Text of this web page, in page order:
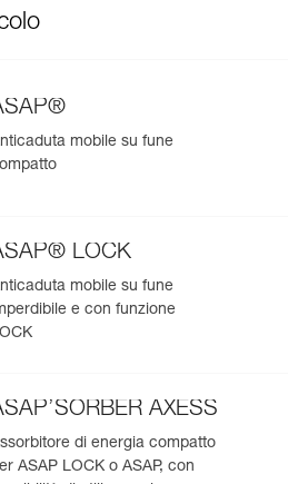
mobile su fune
LOCK
mobile su fune
e con funzione
AXESS
di energia compatto
ASAP LOCK o ASAP, con